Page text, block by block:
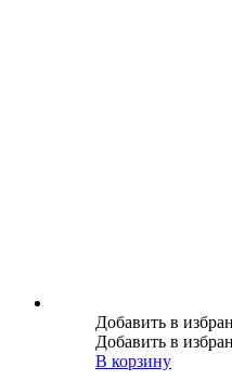
Добавить в
Добавить в
В корзину